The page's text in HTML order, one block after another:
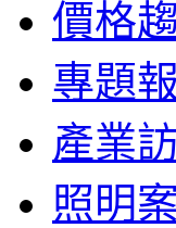
價格
專題
產業
照明